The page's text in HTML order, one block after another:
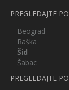
PREGLEDAJTE
Beograd
Raška
Šid
Šabac
PREGLEDAJTE